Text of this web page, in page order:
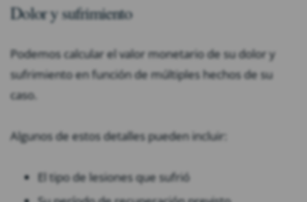
Dolor y sufrimiento
Podemos calcular el valor monetario de su dolor y
sufrimiento en función de múltiples hechos de su
caso.
Algunos de estos detalles pueden incluir:
El tipo de lesiones que sufrió